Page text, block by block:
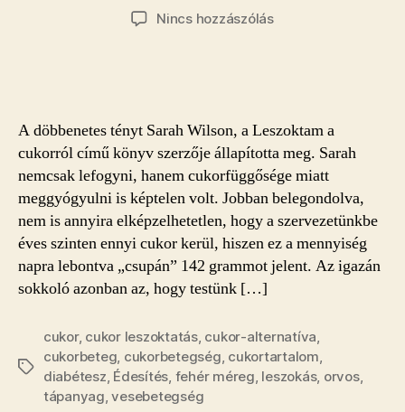
dátuma
Nincs hozzászólása(z)
a
cukor!
bejegyzéshez
A döbbenetes tényt Sarah Wilson, a Leszoktam a
cukorról című könyv szerzője állapította meg. Sarah
nemcsak lefogyni, hanem cukorfüggősége miatt
meggyógyulni is képtelen volt. Jobban belegondolva,
nem is annyira elképzelhetetlen, hogy a szervezetünkbe
éves szinten ennyi cukor kerül, hiszen ez a mennyiség
napra lebontva „csupán” 142 grammot jelent. Az igazán
sokkoló azonban az, hogy testünk […]
Címkék
cukor, cukor leszoktatás, cukor-alternatíva,
cukorbeteg, cukorbetegség, cukortartalom,
diabétesz, Édesítés, fehér méreg, leszokás, orvos,
tápanyag,vesebetegség